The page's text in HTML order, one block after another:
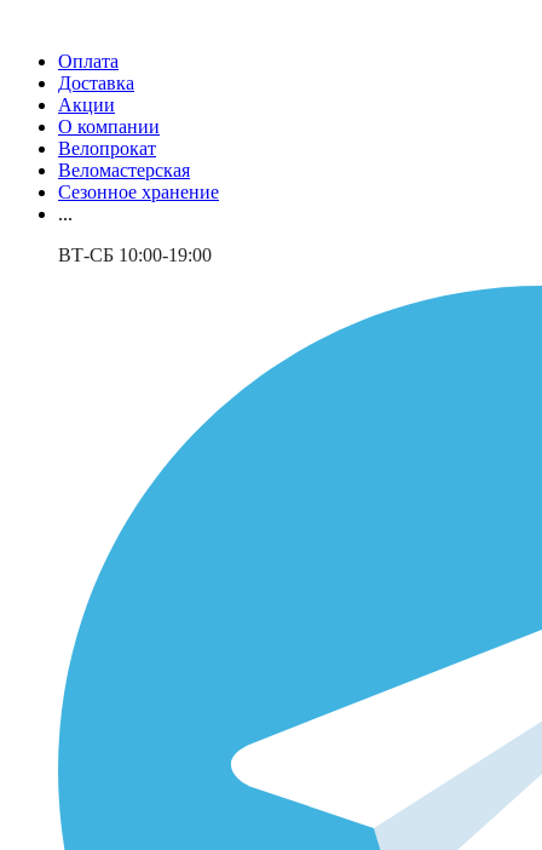
Оплата
Доставка
Акции
О компании
Велопрокат
Веломастерская
Сезонное хранение
...
ВТ-СБ 10:00-19:00